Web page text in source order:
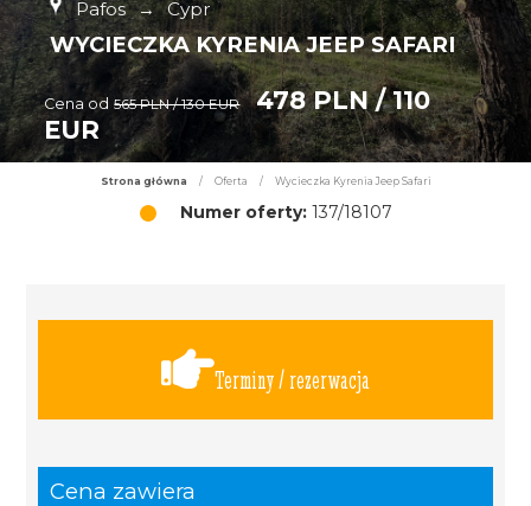
Pafos → Cypr
WYCIECZKA KYRENIA JEEP SAFARI
Cena od 565 PLN / 130 EUR
478 PLN / 110
EUR
Strona główna / Oferta / Wycieczka Kyrenia Jeep Safari
Numer oferty:137/18107
Terminy / rezerwacja
Cena zawiera